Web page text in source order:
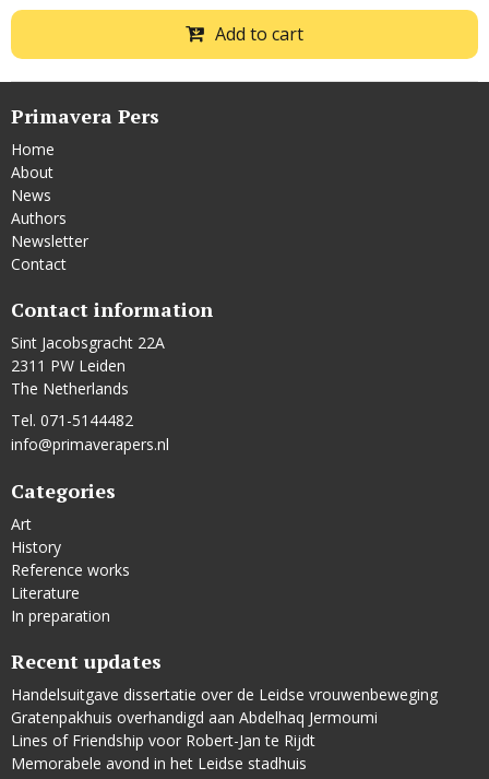
Add to cart
Primavera Pers
Home
About
News
Authors
Newsletter
Contact
Contact information
Sint Jacobsgracht 22A
2311 PW Leiden
The Netherlands
Tel. 071-5144482
info@primaverapers.nl
Categories
Art
History
Reference works
Literature
In preparation
Recent updates
Handelsuitgave dissertatie over de Leidse vrouwenbeweging
Gratenpakhuis overhandigd aan Abdelhaq Jermoumi
Lines of Friendship voor Robert-Jan te Rijdt
Memorabele avond in het Leidse stadhuis